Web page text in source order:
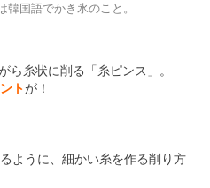
韓国語でかき氷のこと。
ら糸状に削る「糸ピンス」。
トが！
ように、細かい糸を作る削り方